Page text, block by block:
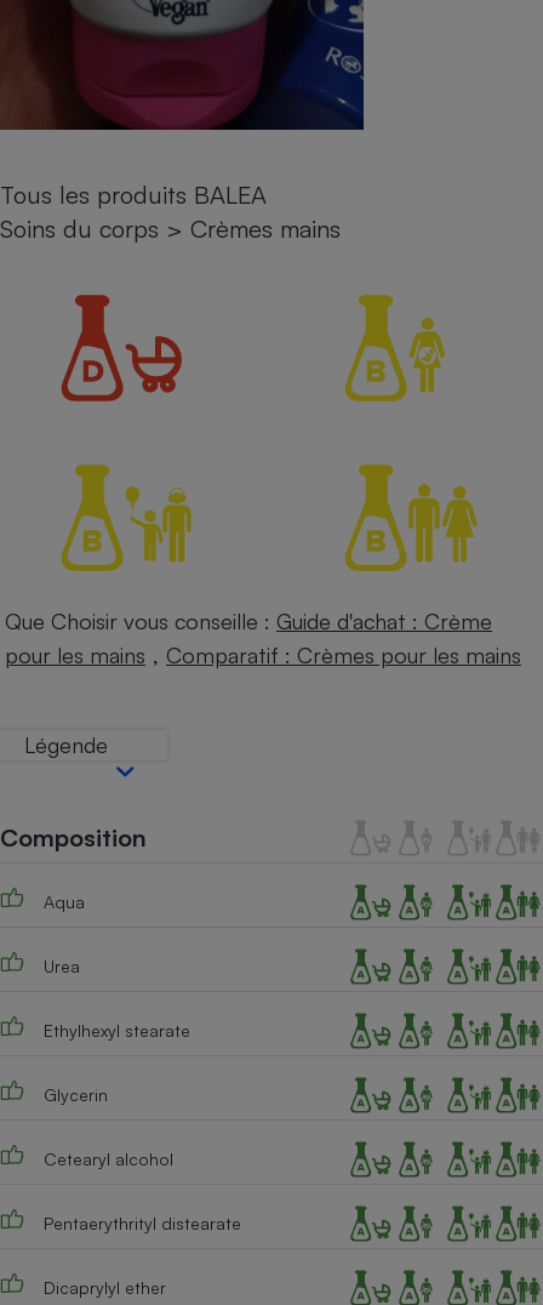
Tous les produits BALEA
Soins du corps > Crèmes mains
Que Choisir vous conseille : Guide d'achat : Crème
pour les mains , Comparatif : Crèmes pour les mains
Légende
Composition
Aqua
Urea
Ethylhexyl stearate
Glycerin
Cetearyl alcohol
Pentaerythrityl distearate
Dicaprylyl ether
Complément
alimentaire
Assurance emprunteur
Petit électroménager -
Lave-linge
induction
Climatiseur -
Ventilateur
Téléviseur
Téléphone mobile -
Smartphone
Antivirus
Radiateur électrique
Antimoustique